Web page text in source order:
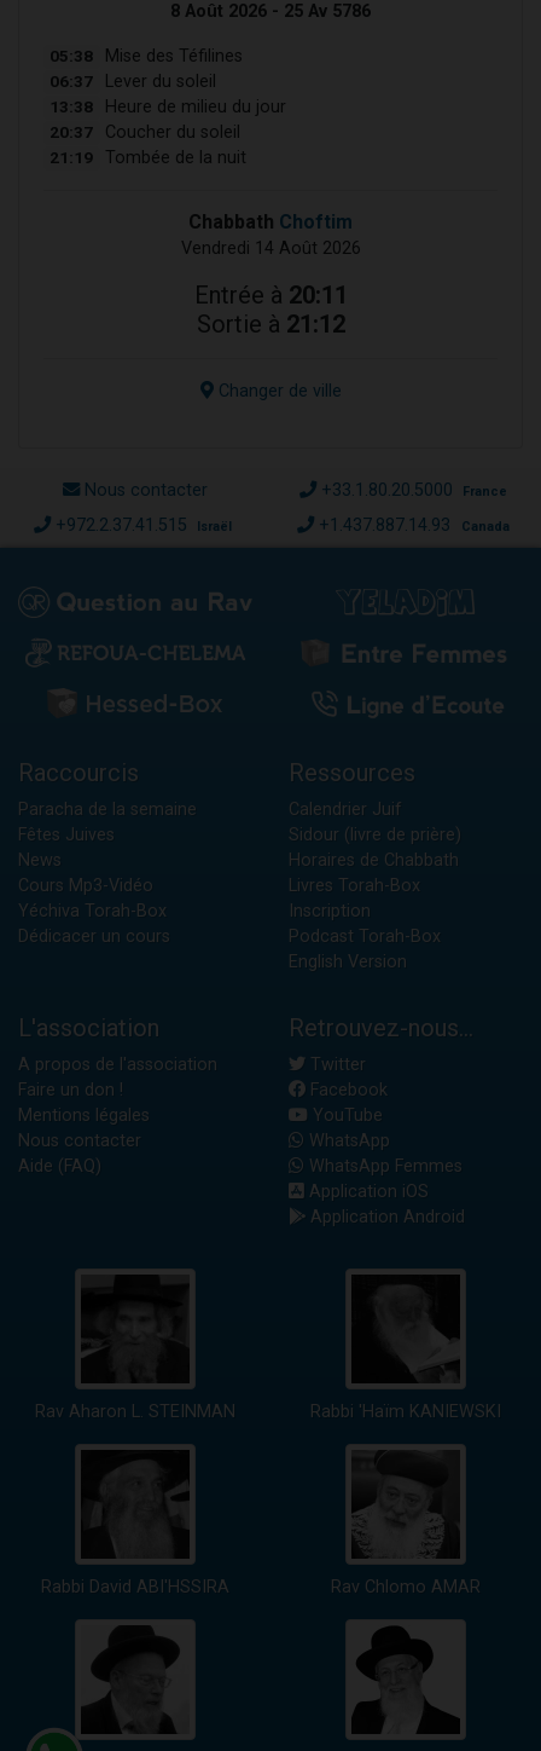
8 Août 2026 - 25 Av 5786
05:38 Mise des Téfilines
06:37 Lever du soleil
13:38 Heure de milieu du jour
20:37 Coucher du soleil
21:19 Tombée de la nuit
Chabbath Choftim
Vendredi 14 Août 2026
Entrée à 20:11
Sortie à 21:12
Changer de ville
Nous contacter +33.1.80.20.5000 France
+972.2.37.41.515 Israël +1.437.887.14.93 Canada
Raccourcis
Paracha de la semaine
Fêtes Juives
News
Cours Mp3-Vidéo
Yéchiva Torah-Box
Dédicacer un cours
Ressources
Calendrier Juif
Sidour (livre de prière)
Horaires de Chabbath
Livres Torah-Box
Inscription
Podcast Torah-Box
English Version
L'association
A propos de l'association
Faire un don !
Mentions légales
Nous contacter
Aide (FAQ)
Retrouvez-nous...
Twitter
Facebook
YouTube
WhatsApp
WhatsApp Femmes
Application iOS
Application Android
Rav Aharon L. STEINMAN Rabbi 'Haïm KANIEWSKI
Rabbi David ABI'HSSIRA Rav Chlomo AMAR